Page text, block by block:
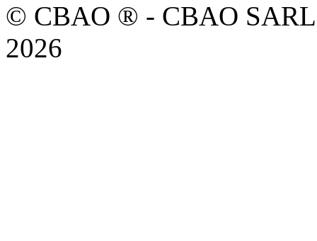
© CBAO ® - CBAO
2026